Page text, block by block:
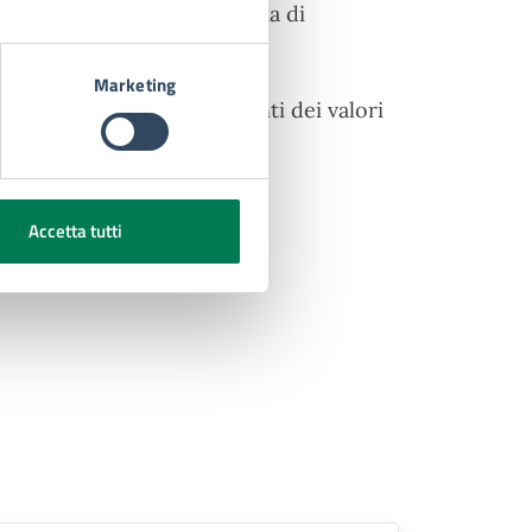
Marketing
Accetta tutti
nuova stazione marittima di
e i ripetuti superamenti dei valori